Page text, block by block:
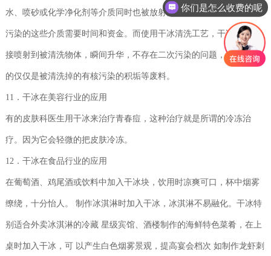
水、喷砂或化学净化剂等介质同时也被放射性元素污染，处理被二次
污染的这些介质需要时间和资金。而使用干冰清洗工艺，干冰颗粒直
接喷射到被清洗物体，瞬间升华，不存在二次污染的问题，需要处理
的仅仅是被清洗掉的有核污染的积垢等废料。
11．干冰在美容行业的应用
有的皮肤科医生用干冰来治疗青春痘，这种治疗就是所谓的冷冻治
疗。因为它会轻微的把皮肤冷冻。
12．干冰在食品行业的应用
在葡萄酒、鸡尾酒或饮料中加入干冰块，饮用时凉爽可口，杯中烟雾
缭绕，十分怡人。 制作冰淇淋时加入干冰，冰淇淋不易融化。干冰特
别适合外卖冰淇淋的冷藏 星级宾馆、酒楼制作的海鲜特色菜肴，在上
桌时加入干冰，可 以产生白色烟雾景观，提高宴会档次 如制作龙虾刺
你们是怎么收费的呢